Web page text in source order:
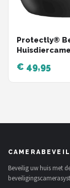
Protectly®
- Volgt
Camera -
€ 49,95
Beveilig uw huis met